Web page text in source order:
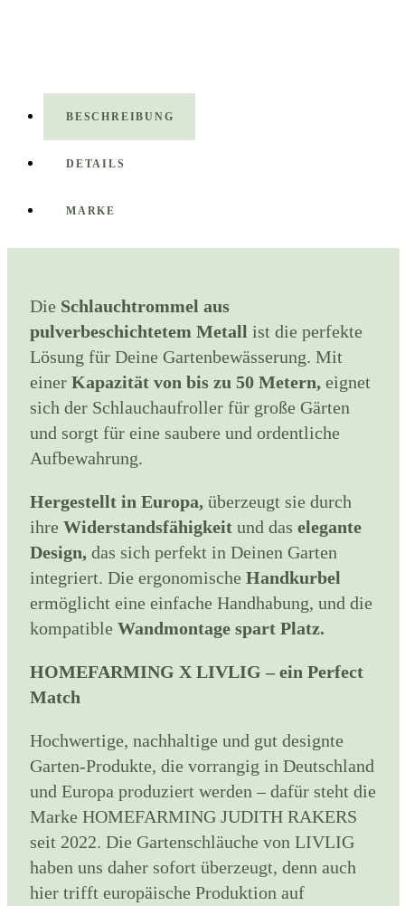
BESCHREIBUNG
DETAILS
MARKE
Die Schlauchtrommel aus
pulverbeschichtetem Metall ist die perfekte
Lösung für Deine Gartenbewässerung. Mit
einer Kapazität von bis zu 50 Metern, eignet
sich der Schlauchaufroller für große Gärten
und sorgt für eine saubere und ordentliche
Aufbewahrung.
Hergestellt in Europa, überzeugt sie durch
ihre Widerstandsfähigkeit und das elegante
Design, das sich perfekt in Deinen Garten
integriert. Die ergonomische Handkurbel
ermöglicht eine einfache Handhabung, und die
kompatible Wandmontage spart Platz.
HOMEFARMING X LIVLIG – ein Perfect
Match
Hochwertige, nachhaltige und gut designte
Garten-Produkte, die vorrangig in Deutschland
und Europa produziert werden – dafür steht die
Marke HOMEFARMING JUDITH RAKERS
seit 2022. Die Gartenschläuche von LIVLIG
haben uns daher sofort überzeugt, denn auch
hier trifft europäische Produktion auf